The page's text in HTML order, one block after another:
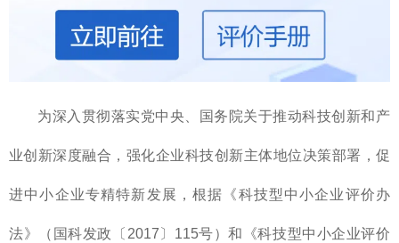
为深入贯彻落实党中央、国务院关于推动科技创新和产
业创新深度融合，强化企业科技创新主体地位决策部署，促
进中小企业专精特新发展，根据《科技型中小企业评价办
法》（国科发政〔2017〕115号）和《科技型中小企业评价